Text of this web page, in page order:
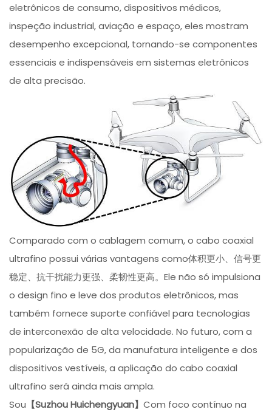
eletrônicos de consumo, dispositivos médicos,
inspeção industrial, aviação e espaço, eles mostram
desempenho excepcional, tornando-se componentes
essenciais e indispensáveis em sistemas eletrônicos
de alta precisão.
Comparado com o cablagem comum, o cabo coaxial
ultrafino possui várias vantagens como体积更小、信号更
稳定、抗干扰能力更强、柔韧性更高。Ele não só impulsiona
o design fino e leve dos produtos eletrônicos, mas
também fornece suporte confiável para tecnologias
de interconexão de alta velocidade. No futuro, com a
popularização de 5G, da manufatura inteligente e dos
dispositivos vestíveis, a aplicação do cabo coaxial
ultrafino será ainda mais ampla.
Sou 【Suzhou Huichengyuan】Com foco contínuo na